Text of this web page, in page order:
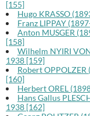
[155]
Hugo KRASSO
Franz LIPPAY
Anton MUSGER
[158]
Wilhelm NYIRI
1938 [159]
Robert
[160]
Herbert OREL
Hans Gallus
1938 [162]